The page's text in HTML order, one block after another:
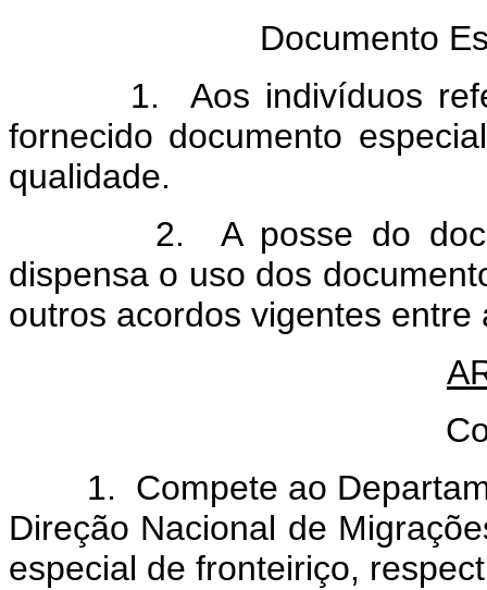
Documento
1. Aos indivíduos
fornecido documento
qualidade.
2. A posse do
dispensa o uso dos
outros acordos vigentes entre
1. Compete ao
Direção Nacional de
especial de fronteiriço,